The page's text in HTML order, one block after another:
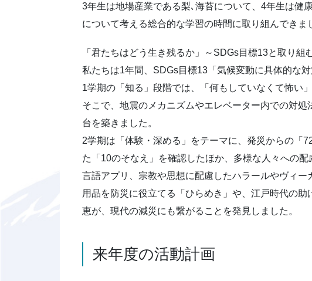
3年生は地場産業である梨､海苔について、4年生は健
について考える総合的な学習の時間に取り組んでき
「君たちはどう生き残るか」～SDGs目標13と取り組
私たちは1年間、SDGs目標13「気候変動に具体的な
1学期の「知る」段階では、「何もしていなくて怖い
そこで、地震のメカニズムやエレベーター内での対
台を築きました。
2学期は「体験・深める」をテーマに、発災からの「
た「10のそなえ」を確認したほか、多様な人々への
言語アプリ、宗教や思想に配慮したハラールやヴィ
用品を防災に役立てる「ひらめき」や、江戸時代の
恵が、現代の減災にも繋がることを発見しました。
来年度の活動計画